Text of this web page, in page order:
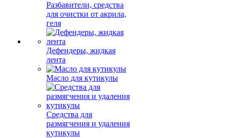
Разбавители, средства
для очистки от акрила,
геля
Дефендеры, жидкая
лента
Масло для кутикулы
Средства для
размягчения и удаления
кутикулы